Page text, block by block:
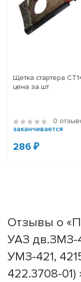
Щетка стартера
цена за шт
0
заканчивается
286 ₽
Отзывы о
УАЗ дв.ЗМЗ-
УМЗ-421,
422.3708-01)